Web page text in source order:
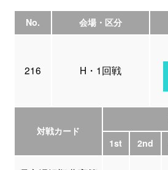
No. 会場・区分
216 H・1回戦
対戦カード
1st
2nd